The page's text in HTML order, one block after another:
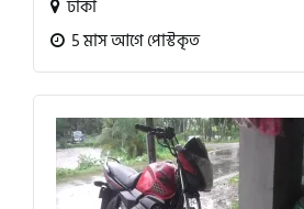
ঢাকা
5 মাস আগে পোস্টকৃত